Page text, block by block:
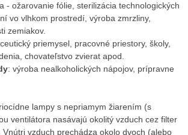
- ožarovanie fólie, sterilizácia technologických
vo vlhkom prostredí, výroba zmrzliny,
zemiakov.
priemysel, pracovné priestory, školy,
chovateľstvo zvierat apod.
: výroba nealkoholických nápojov, prípravne
lampy s nepriamym žiarením (s
ventilátora nasávajú okolitý vzduch cez filter
vzduch prechádza okolo dvoch (alebo